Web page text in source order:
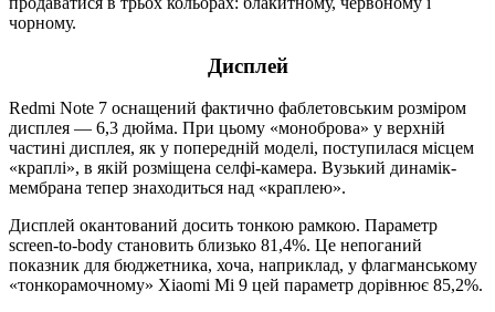
чорному.
Дисплей
Redmi Note 7 оснащений фактично фаблетовським розміром
дисплея — 6,3 дюйма. При цьому «моноброва» у верхній
частині дисплея, як у попередній моделі, поступилася місцем
«краплі», в якій розміщена селфі-камера. Вузький динамік-
мембрана тепер знаходиться над «краплею».
Дисплей окантований досить тонкою рамкою. Параметр
screen-to-body становить близько 81,4%. Це непоганий
показник для бюджетника, хоча, наприклад, у флагманському
«тонкорамочному» Xiaomi Mi 9 цей параметр дорівнює 85,2%.